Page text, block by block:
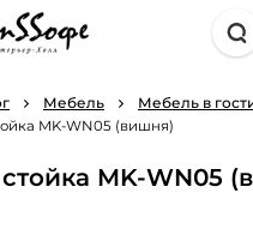
Мебель Мебель в
MK-WN05 (вишня)
MK-WN05